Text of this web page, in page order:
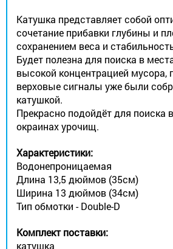
Катушка представляет собой
сочетание прибавки глубины и
сохранением веса и
Будет полезна для поиска в
высокой концентрацией мусора,
верховые сигналы уже были
катушкой.
Прекрасно подойдёт для поиска
окраинах урочищ.
Характеристики:
Водонепроницаемая
Длина 13,5 дюймов (35см)
Ширина 13 дюймов (34см)
Тип обмотки - Double-D
Комплект поставки:
катушка